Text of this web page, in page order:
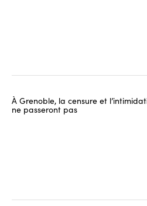
À Grenoble, la censure et
ne passeront pas